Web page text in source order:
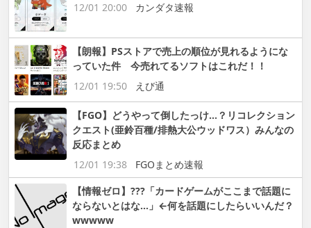
12/01 20:00
カンダタ速報
【朗報】PSストアで売上の順位が見れるようにな
っていた件 今売れてるソフトはこれだ！！
12/01 19:50
えび通
【FGO】どうやって倒したっけ…？リコレクション
クエスト(亜鈴百種/排熱大公ウッドワス）みんなの
反応まとめ
12/01 19:38
FGOまとめ速報
【情報ゼロ】???「カードゲームがここまで話題に
ならないとはな…」←何を話題にしたらいいんだ？
wwwww